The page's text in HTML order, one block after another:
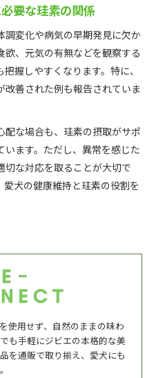
要な珪素の関係
調変化や病気の早期発見に欠か
、元気の有無などを観察する
握しやすくなります。特に、
善された例も報告されていま
配な場合も、珪素の摂取がサポ
ます。ただし、異常を感じた
な対応を取ることが大切で
犬の健康維持と珪素の役割を
使用せず、自然のままの味わ
も手軽にジビエの本格的な美
を通販で取り揃え、愛犬にも